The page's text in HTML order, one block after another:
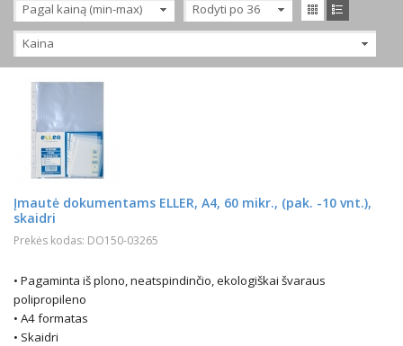
Pagal kainą (min-max) Rodyti po 36
Kaina
Įmautė dokumentams ELLER, A4, 60 mikr., (pak. -10 vnt.),
skaidri
Prekės kodas: DO150-03265
• Pagaminta iš plono, neatspindinčio, ekologiškai švaraus
polipropileno
• A4 formatas
• Skaidri